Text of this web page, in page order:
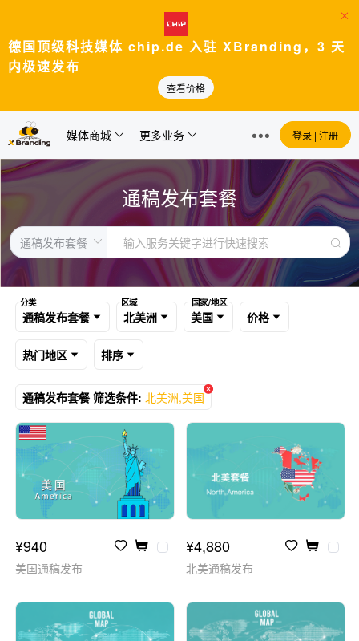
德国顶级科技媒体 chip.de 入驻 XBranding，3 天
内极速发布
查看价格
媒体商城 更多业务 登录 | 注册
通稿发布套餐
分类
通稿发布套餐
区域
北美洲
国家/地区
美国 价格
热门地区 排序
通稿发布套餐 筛选条件:北美洲,美国
¥940
美国通稿发布
¥4,880
北美通稿发布